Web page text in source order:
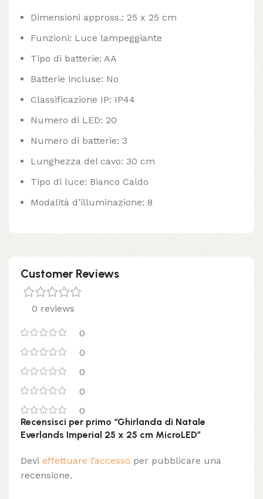
Dimensioni appross.: 25 x 25 cm
Funzioni: Luce lampeggiante
Tipo di batterie: AA
Batterie incluse: No
Classificazione IP: IP44
Numero di LED: 20
Numero di batterie: 3
Lunghezza del cavo: 30 cm
Tipo di luce: Bianco Caldo
Modalità d’illuminazione: 8
Customer Reviews
0 reviews
0
0
0
0
0
Recensisci per primo “Ghirlanda di Natale
Everlands Imperial 25 x 25 cm MicroLED”
Devi effettuare l’accesso per pubblicare una
recensione.